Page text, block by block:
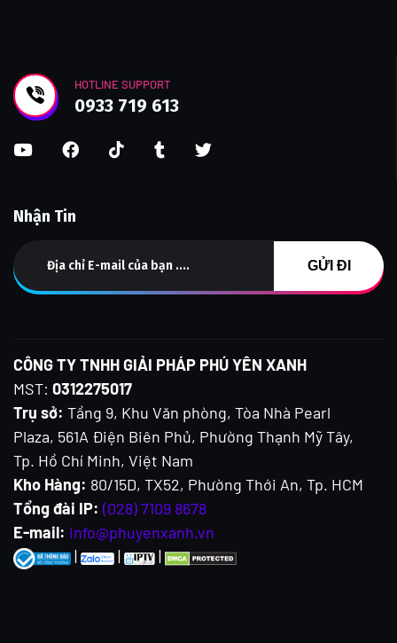
HOTLINE SUPPORT
0933 719 613
Nhận Tin
CÔNG TY TNHH GIẢI PHÁP PHÚ YÊN XANH
MST: 0312275017
Trụ sở: Tầng 9, Khu Văn phòng, Tòa Nhà Pearl
Plaza, 561A Điện Biên Phủ, Phường Thạnh Mỹ Tây,
Tp. Hồ Chí Minh, Việt Nam
Kho Hàng: 80/15D, TX52, Phường Thới An, Tp. HCM
Tổng đài IP: (028) 7109 8678
E-mail: info@phuyenxanh.vn
|
| |